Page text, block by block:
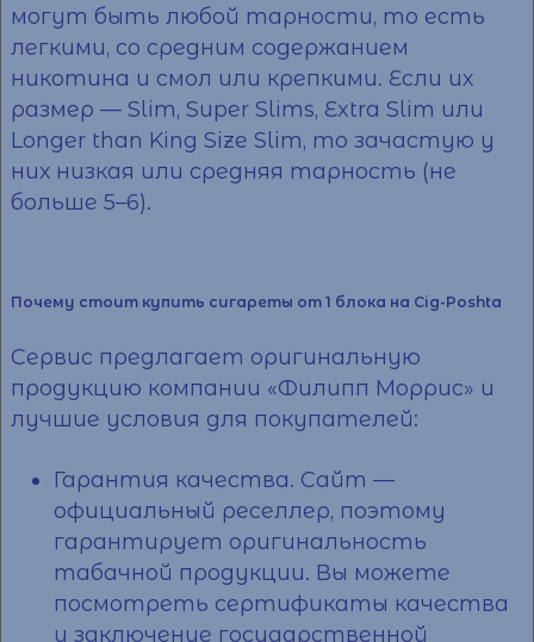
могут быть любой тарности, то есть
легкими, со средним содержанием
никотина и смол или крепкими. Если их
размер — Slim, Super Slims, Extra Slim или
Longer than King Size Slim, то зачастую у
них низкая или средняя тарность (не
больше 5–6).
Почему стоит купить сигареты от 1 блока на Cig-Poshta
Сервис предлагает оригинальную
продукцию компании «Филипп Моррис» и
лучшие условия для покупателей:
Гарантия качества. Сайт —
официальный реселлер, поэтому
гарантирует оригинальность
табачной продукции. Вы можете
посмотреть сертификаты качества
и заключение государственной